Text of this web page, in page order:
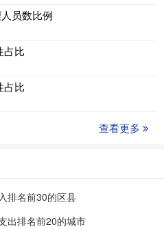
员数比例
占比
占比
查看更多
排名前30的区县
出排名前20的城市